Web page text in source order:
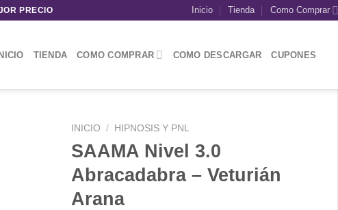
PRECIO Inicio Tienda Como Comprar
TIENDA COMO COMPRAR COMO DESCARGAR CUPONES
INICIO / HIPNOSIS Y PNL
SAAMA Nivel 3.0
Abracadabra – Veturián
Arana